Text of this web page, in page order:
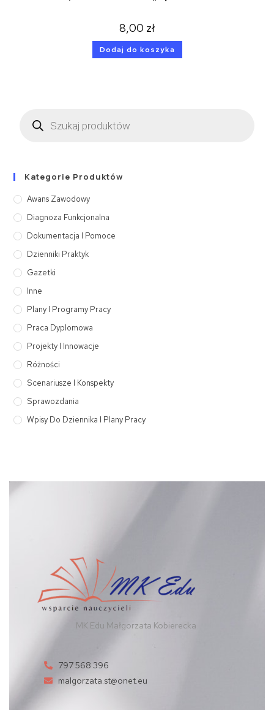
8,00 zł
Dodaj do koszyka
Kategorie Produktów
Awans Zawodowy
Diagnoza Funkcjonalna
Dokumentacja I Pomoce
Dzienniki Praktyk
Gazetki
Inne
Plany I Programy Pracy
Praca Dyplomowa
Projekty I Innowacje
Różności
Scenariusze I Konspekty
Sprawozdania
Wpisy Do Dziennika I Plany Pracy
MK Edu Małgorzata Kobierecka
797 568 396
malgorzata.st@onet.eu